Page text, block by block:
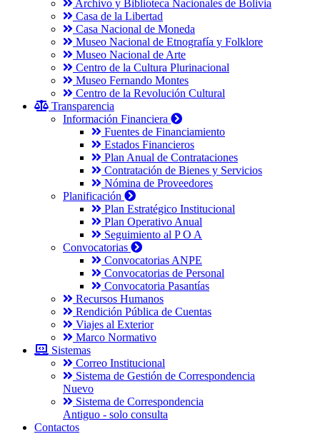
Archivo y Biblioteca Nacionales de Bolivia
Casa de la Libertad
Casa Nacional de Moneda
Museo Nacional de Etnografía y Folklore
Museo Nacional de Arte
Centro de la Cultura Plurinacional
Museo Fernando Montes
Centro de la Revolución Cultural
Transparencia
Información Financiera
Fuentes de Financiamiento
Estados Financieros
Plan Anual de Contrataciones
Contratación de Bienes y Servicios
Nómina de Proveedores
Planificación
Plan Estratégico Institucional
Plan Operativo Anual
Seguimiento al P O A
Convocatorias
Convocatorias ANPE
Convocatorias de Personal
Convocatoria Pasantías
Recursos Humanos
Rendición Pública de Cuentas
Viajes al Exterior
Marco Normativo
Sistemas
Correo Institucional
Sistema de Gestión de Correspondencia
Nuevo
Sistema de Correspondencia
Antiguo - solo consulta
Contactos